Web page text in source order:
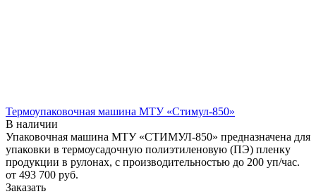
Термоупаковочная машина МТУ «Стимул-850»
В наличии
Упаковочная машина МТУ «СТИМУЛ-850» предназначена для
упаковки в термоусадочную полиэтиленовую (ПЭ) пленку
продукции в рулонах, с производительностью до 200 уп/час.
от 493 700 руб.
Заказать